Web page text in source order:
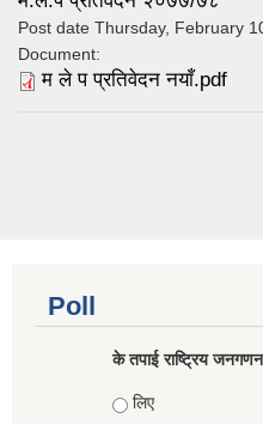
Post date Thursday, February
Document:
म ले प प्रतिवेदन नयाँ.pdf
Poll
के तपाई राष्ट्रिय
Choices
लिए